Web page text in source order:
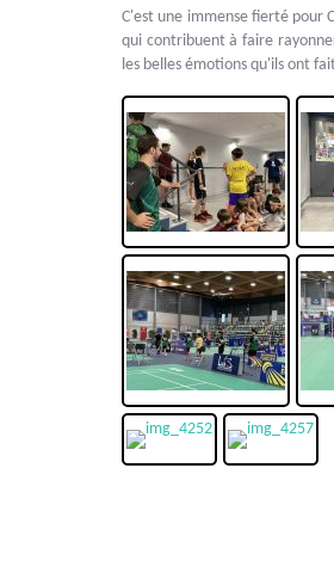
C'est une immense fierté pour
qui contribuent à faire
les belles émotions qu'ils ont